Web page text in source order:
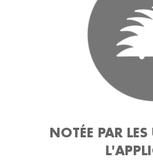
NOTÉE PAR LES